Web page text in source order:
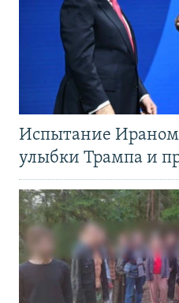
Испытание
улыбки Трампа и